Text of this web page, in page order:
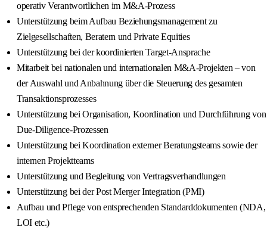
operativ Verantwortlichen im M&A-Prozess
Unterstützung beim Aufbau Beziehungsmanagement zu
Zielgesellschaften, Beratern und Private Equities
Unterstützung bei der koordinierten Target-Ansprache
Mitarbeit bei nationalen und internationalen M&A-Projekten – von
der Auswahl und Anbahnung über die Steuerung des gesamten
Transaktionsprozesses
Unterstützung bei Organisation, Koordination und Durchführung von
Due-Diligence-Prozessen
Unterstützung bei Koordination externer Beratungsteams sowie der
internen Projektteams
Unterstützung und Begleitung von Vertragsverhandlungen
Unterstützung bei der Post Merger Integration (PMI)
Aufbau und Pflege von entsprechenden Standarddokumenten (NDA,
LOI etc.)